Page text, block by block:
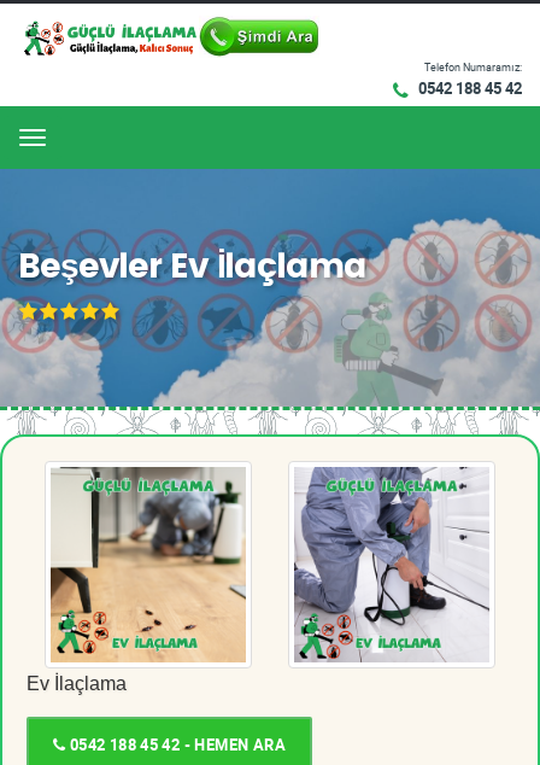
Telefon Numaramız:
0542 188 45 42
Menu
Beşevler Ev İlaçlama
Ev İlaçlama
0542 188 45 42 - HEMEN ARA